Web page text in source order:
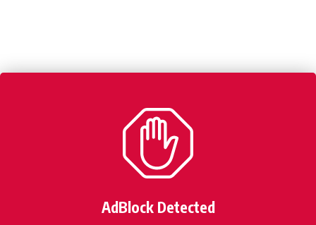
AdBlock Detected